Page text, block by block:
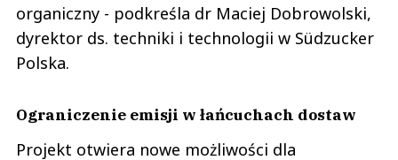
organiczny - podkreśla dr Maciej Dobrowolski,
dyrektor ds. techniki i technologii w Südzucker
Polska.
Ograniczenie emisji w łańcuchach dostaw
Projekt otwiera nowe możliwości dla